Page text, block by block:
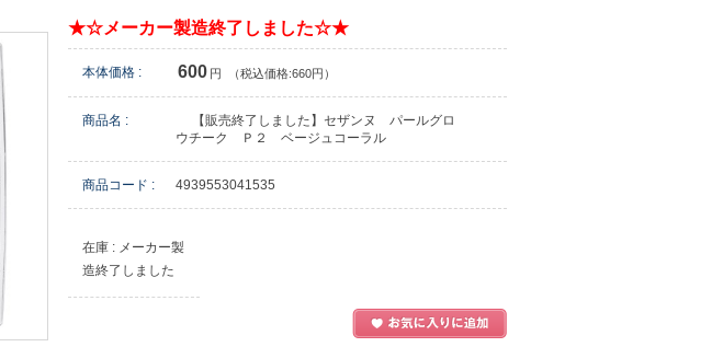
★☆メーカー製造終了しました☆★
本体価格 : 600 円 （税込価格:660円）
商品名 :
【販売終了しました】セザンヌ パールグロ
ウチーク Ｐ２ ベージュコーラル
商品コード : 4939553041535
在庫 : メーカー製
造終了しました